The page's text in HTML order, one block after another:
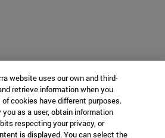
website uses our own and third-
retrieve information when you
cookies have different purposes.
as a user, obtain information
respecting your privacy, or
is displayed. You can select the